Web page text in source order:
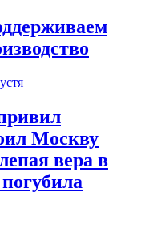
Москву
вера в